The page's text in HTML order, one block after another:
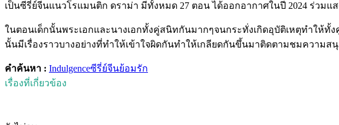
เป็นซีรี่ย์จีนแนวโรแมนติก ดราม่า มีทั้งหมด 27 ตอน ได้ออกอากาศในปี 2024 ร่วม
ในตอนเด็กนั้นพระเอกและนางเอกทั้งคู่สนิทกันมากๆจนกระทั่งเกิดอุบัติเหตุทำให้
นั้นมีเรื่องราวบางอย่างที่ทำให้เข้าใจผิดกันทำให้เกลียดกันขึ้นมาติดตามชมความสนุ
คำค้นหา : Indulgenceซีรี่ย์จีนย้อมรัก
เรื่องที่เกี่ยวข้อง